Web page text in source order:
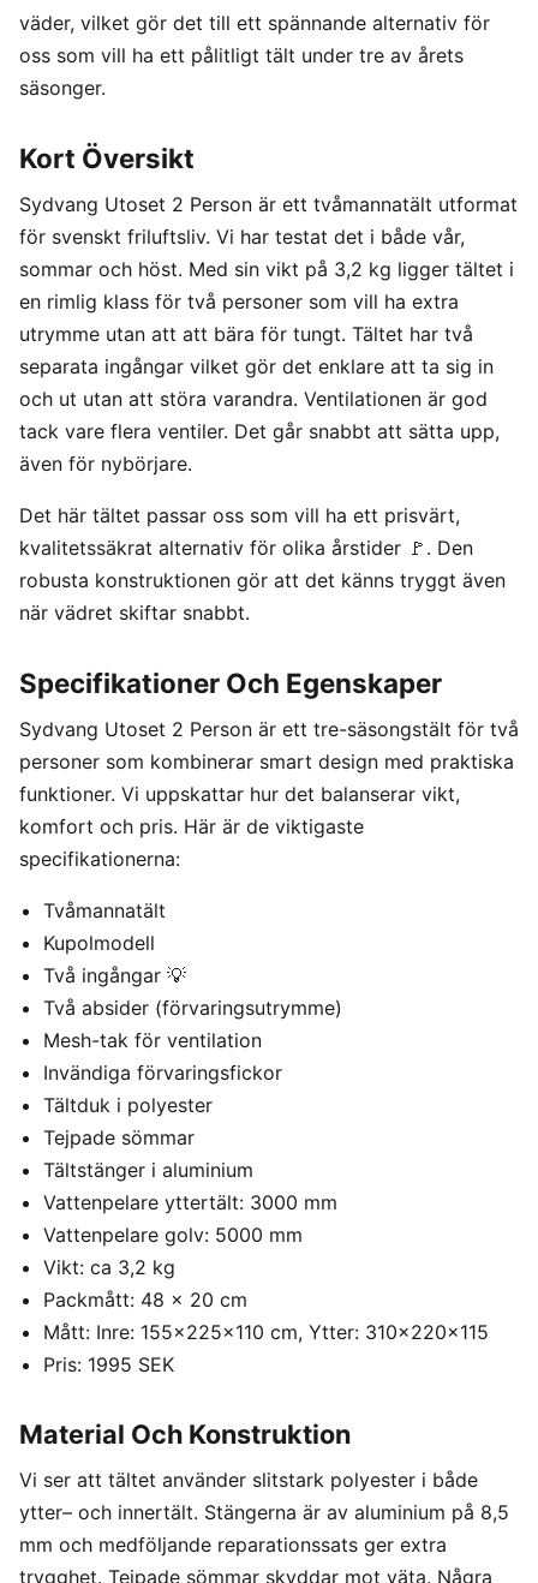
väder, vilket gör det till ett spännande alternativ för
oss som vill ha ett pålitligt tält under tre av årets
säsonger.
Kort Översikt
Sydvang Utoset 2 Person är ett tvåmannatält utformat
för svenskt friluftsliv. Vi har testat det i både vår,
sommar och höst. Med sin vikt på 3,2 kg ligger tältet i
en rimlig klass för två personer som vill ha extra
utrymme utan att att bära för tungt. Tältet har två
separata ingångar vilket gör det enklare att ta sig in
och ut utan att störa varandra. Ventilationen är god
tack vare flera ventiler. Det går snabbt att sätta upp,
även för nybörjare.
Det här tältet passar oss som vill ha ett prisvärt,
kvalitetssäkrat alternativ för olika årstider 🚩. Den
robusta konstruktionen gör att det känns tryggt även
när vädret skiftar snabbt.
Specifikationer Och Egenskaper
Sydvang Utoset 2 Person är ett tre-säsongstält för två
personer som kombinerar smart design med praktiska
funktioner. Vi uppskattar hur det balanserar vikt,
komfort och pris. Här är de viktigaste
specifikationerna:
Tvåmannatält
Kupolmodell
Två ingångar 💡
Två absider (förvaringsutrymme)
Mesh-tak för ventilation
Invändiga förvaringsfickor
Tältduk i polyester
Tejpade sömmar
Tältstänger i aluminium
Vattenpelare yttertält: 3000 mm
Vattenpelare golv: 5000 mm
Vikt: ca 3,2 kg
Packmått: 48 x 20 cm
Mått: Inre: 155x225x110 cm, Ytter: 310x220x115
Pris: 1995 SEK
Material Och Konstruktion
Vi ser att tältet använder slitstark polyester i både
ytter– och innertält. Stängerna är av aluminium på 8,5
mm och medföljande reparationssats ger extra
trygghet. Tejpade sömmar skyddar mot väta. Några